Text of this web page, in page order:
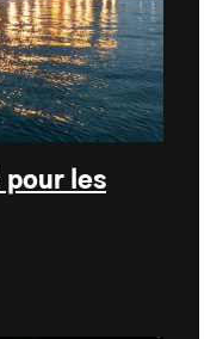
pour les